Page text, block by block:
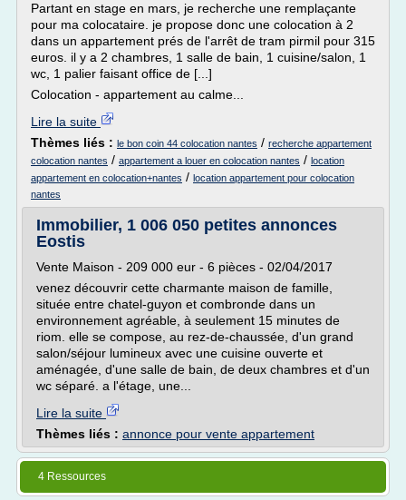
Partant en stage en mars, je recherche une remplaçante
pour ma colocataire. je propose donc une colocation à 2
dans un appartement prés de l'arrêt de tram pirmil pour 315
euros. il y a 2 chambres, 1 salle de bain, 1 cuisine/salon, 1
wc, 1 palier faisant office de [...]
Colocation - appartement au calme...
Lire la suite
Thèmes liés : le bon coin 44 colocation nantes / recherche appartement
colocation nantes / appartement a louer en colocation nantes / location
appartement en colocation+nantes / location appartement pour colocation
nantes
Immobilier, 1 006 050 petites annonces
Eostis
Vente Maison - 209 000 eur - 6 pièces - 02/04/2017
venez découvrir cette charmante maison de famille,
située entre chatel-guyon et combronde dans un
environnement agréable, à seulement 15 minutes de
riom. elle se compose, au rez-de-chaussée, d'un grand
salon/séjour lumineux avec une cuisine ouverte et
aménagée, d'une salle de bain, de deux chambres et d'un
wc séparé. a l'étage, une...
Lire la suite
Thèmes liés : annonce pour vente appartement
4 Ressources